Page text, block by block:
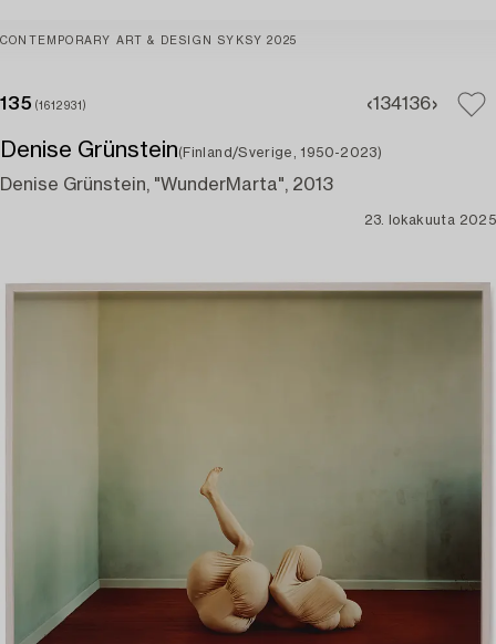
CONTEMPORARY ART & DESIGN SYKSY 2025
135 (1612931) 134136
Denise Grünstein(Finland/Sverige, 1950-2023)
Denise Grünstein, "WunderMarta", 2013
23. lokakuuta 2025